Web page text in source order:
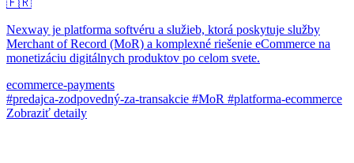
Nexway je platforma softvéru a služieb, ktorá poskytuje služby
Merchant of Record (MoR) a komplexné riešenie eCommerce na
monetizáciu digitálnych produktov po celom svete.
ecommerce-payments
#predajca-zodpovedný-za-transakcie #MoR #platforma-ecommerce
Zobraziť detaily